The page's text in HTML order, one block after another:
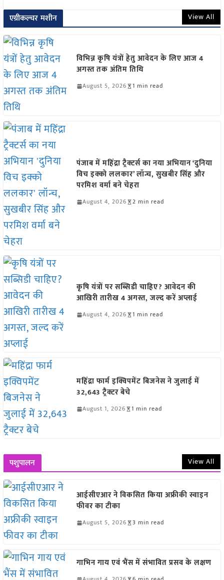
एग्रीकल्चर मशीन View All
विभिन्न कृषि यंत्रों हेतु आवेदन के लिए आज 4
अगस्त तक अंतिम तिथि
August 5, 2026 1 min read
पंजाब में महिंद्रा ट्रैक्टर्स का नया अभियान ‘दुनिया
विच इक्को ललकार’ लॉन्च, सुखबीर सिंह और
परमिश वर्मा बने चेहरा
August 4, 2026 2 min read
कृषि यंत्रों पर सब्सिडी चाहिए? आवेदन की
आखिरी तारीख 4 अगस्त, जल्द करें अप्लाई
August 4, 2026 1 min read
महिंद्रा फार्म इक्विपमेंट बिजनेस ने जुलाई में
32,643 ट्रैक्टर बेचे
August 1, 2026 1 min read
पशुपालन View All
आईसीएआर ने विकसित किया अफ्रीकी स्वाइन
फीवर का टीका
August 5, 2026 3 min read
गाभिन गाय एवं भैंस में संभावित प्रसव के लक्षण